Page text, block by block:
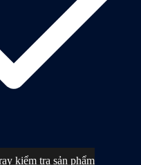
kiểm tra sản phẩm